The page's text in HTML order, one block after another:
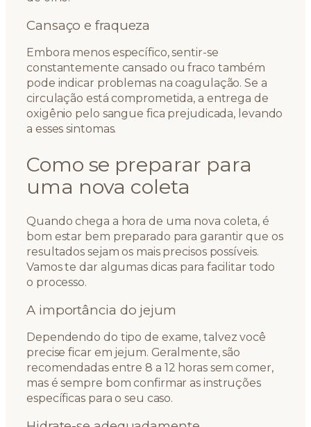
Cansaço e fraqueza
Embora menos específico, sentir-se
constantemente cansado ou fraco também
pode indicar problemas na coagulação. Se a
circulação está comprometida, a entrega de
oxigênio pelo sangue fica prejudicada, levando
a esses sintomas.
Como se preparar para
uma nova coleta
Quando chega a hora de uma nova coleta, é
bom estar bem preparado para garantir que os
resultados sejam os mais precisos possíveis.
Vamos te dar algumas dicas para facilitar todo
o processo.
A importância do jejum
Dependendo do tipo de exame, talvez você
precise ficar em jejum. Geralmente, são
recomendadas entre 8 a 12 horas sem comer,
mas é sempre bom confirmar as instruções
específicas para o seu caso.